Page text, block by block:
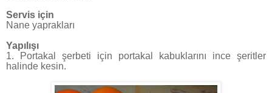
Servis için
Nane yaprakları
Yapılışı
1. Portakal şerbeti için portakal kabuklarını ince şeritler
halinde kesin.